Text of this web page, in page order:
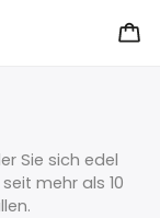
Sie sich edel
mehr als 10